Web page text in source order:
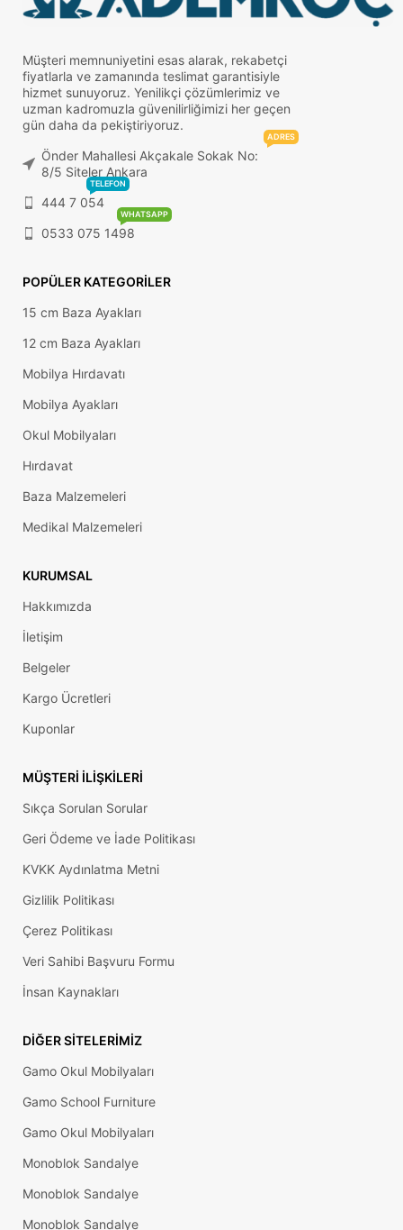
Müşteri memnuniyetini esas alarak, rekabetçi
fiyatlarla ve zamanında teslimat garantisiyle
hizmet sunuyoruz. Yenilikçi çözümlerimiz ve
uzman kadromuzla güvenilirliğimizi her geçen
gün daha da pekiştiriyoruz.
Önder Mahallesi Akçakale Sokak No:
8/5 Siteler Ankara
ADRES
444 7 054
TELEFON
0533 075 1498
WHATSAPP
POPÜLER KATEGORILER
15 cm Baza Ayakları
12 cm Baza Ayakları
Mobilya Hırdavatı
Mobilya Ayakları
Okul Mobilyaları
Hırdavat
Baza Malzemeleri
Medikal Malzemeleri
KURUMSAL
Hakkımızda
İletişim
Belgeler
Kargo Ücretleri
Kuponlar
MÜŞTERI İLIŞKILERI
Sıkça Sorulan Sorular
Geri Ödeme ve İade Politikası
KVKK Aydınlatma Metni
Gizlilik Politikası
Çerez Politikası
Veri Sahibi Başvuru Formu
İnsan Kaynakları
DIĞER SITELERIMIZ
Gamo Okul Mobilyaları
Gamo School Furniture
Gamo Okul Mobilyaları
Monoblok Sandalye
Monoblok Sandalye
Monoblok Sandalye